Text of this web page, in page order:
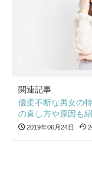
関連記事
優柔不断な男女の
の直し方や原因も
2019年06月24日